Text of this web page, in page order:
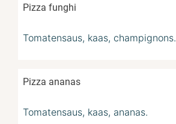
Pizza funghi
Tomatensaus, kaas, champignons.
Pizza ananas
Tomatensaus, kaas, ananas.